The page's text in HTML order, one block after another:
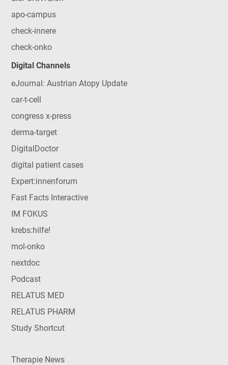
apo-campus
check-innere
check-onko
Digital Channels
eJournal: Austrian Atopy Update
car-t-cell
congress x-press
derma-target
DigitalDoctor
digital patient cases
Expert:innenforum
Fast Facts Interactive
IM FOKUS
krebs:hilfe!
mol-onko
nextdoc
Podcast
RELATUS MED
RELATUS PHARM
Study Shortcut
Therapie News